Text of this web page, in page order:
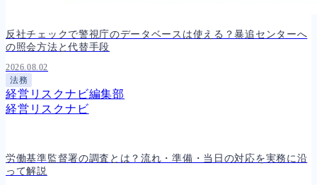
反社チェックで警視庁のデータベースは使える？暴追センターへ
の照会方法と代替手段
2026.08.02
法務
経営リスクナビ編集部
経営リスクナビ
労働基準監督署の調査とは？流れ・準備・当日の対応を実務に沿
って解説